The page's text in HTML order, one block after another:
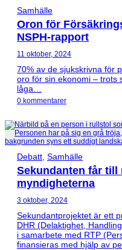
Samhälle
Oron för
NSPH-rapport
11 oktober, 2024
70% av de sjukskrivna för
oro för sin ekonomi – trots
låga…
0 kommentarer
Debatt Samhälle
Sekundanten får till
myndigheterna
3 oktober, 2024
Sekundantprojektet är ett
DHR (Delaktighet,
i samarbete med RTP
finansieras med hjälp av